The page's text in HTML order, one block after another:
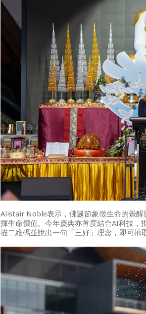
Alistair Noble表示，佛誕節象徵生命的覺
揮生命價值。今年慶典亦首度結合AI科技，
描二維碼並說出一句「三好」理念，即可抽